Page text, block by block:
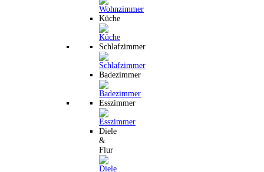
Küche
Schlafzimmer
Badezimmer
Esszimmer
Diele
&
Flur